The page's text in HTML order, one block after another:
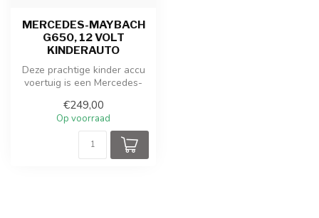
MERCEDES-MAYBACH
G650, 12 VOLT
KINDERAUTO
Deze prachtige kinder accu
voertuig is een Mercedes-
ee...
€249,00
Op voorraad